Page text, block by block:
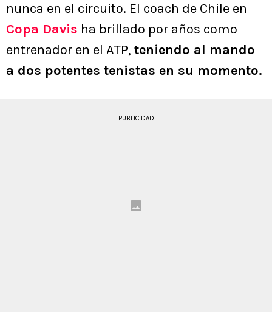
nunca en el circuito. El coach de Chile en
Copa Davis ha brillado por años como
entrenador en el ATP, teniendo al mando
a dos potentes tenistas en su momento.
PUBLICIDAD